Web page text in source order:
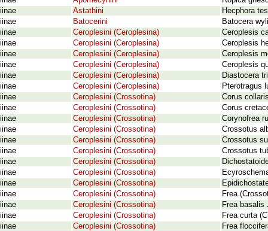
Astathini
Hecphora
Batocerini
Batocera
Ceroplesini (Ceroplesina)
Ceroplesis
Ceroplesini (Ceroplesina)
Ceroplesis
Ceroplesini (Ceroplesina)
Ceroplesis
Ceroplesini (Ceroplesina)
Ceroplesis
Ceroplesini (Ceroplesina)
Diastocera
Ceroplesini (Ceroplesina)
Pterotragus
Ceroplesini (Crossotina)
Corus
Ceroplesini (Crossotina)
Corus
Ceroplesini (Crossotina)
Corynofrea
Ceroplesini (Crossotina)
Crossotus
Ceroplesini (Crossotina)
Crossotus
Ceroplesini (Crossotina)
Crossotus
Ceroplesini (Crossotina)
Ceroplesini (Crossotina)
Ceroplesini (Crossotina)
Ceroplesini (Crossotina)
Frea
Ceroplesini (Crossotina)
Frea basalis
Ceroplesini (Crossotina)
Frea curta
Ceroplesini (Crossotina)
Frea